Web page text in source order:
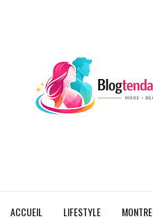
ACCUEIL LIFESTYLE